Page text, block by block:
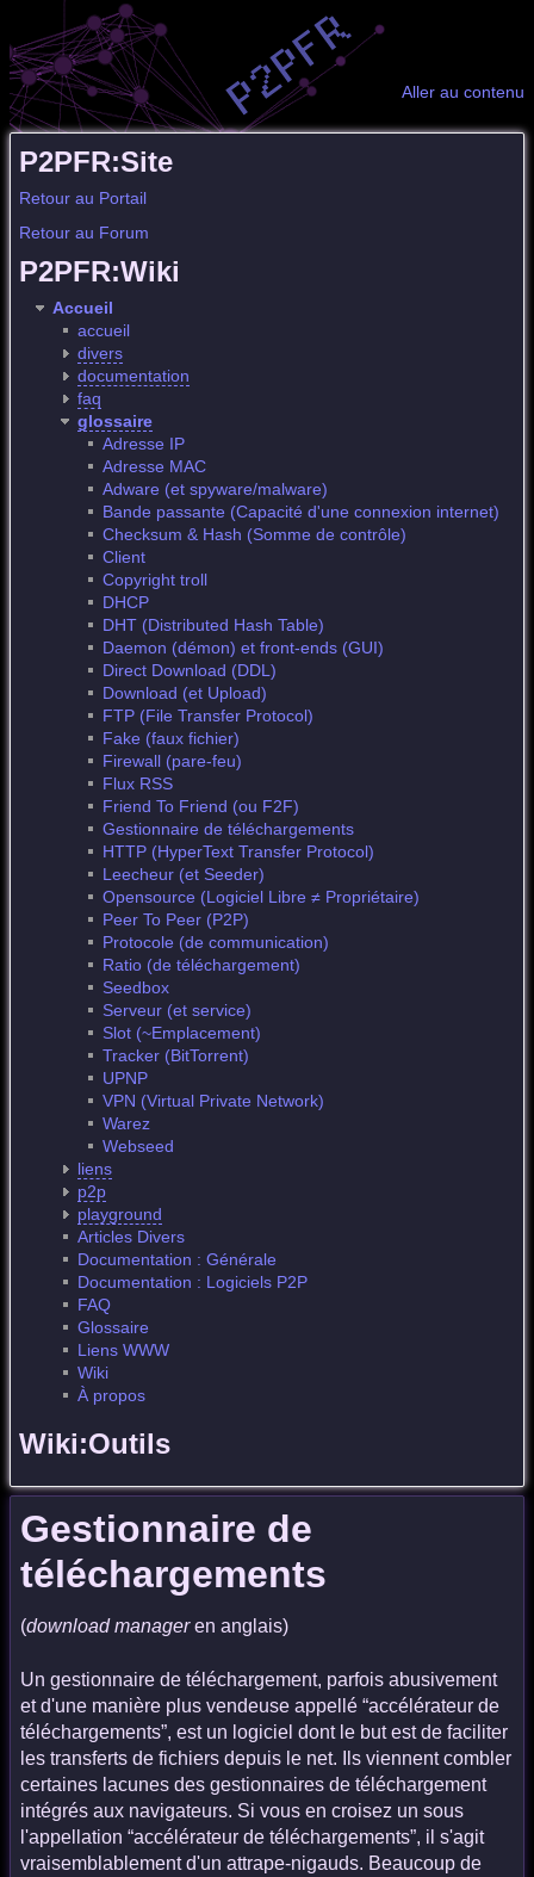
Aller au contenu
P2PFR:Site
Retour au Portail
Retour au Forum
P2PFR:Wiki
Accueil
accueil
divers
documentation
faq
glossaire
Adresse IP
Adresse MAC
Adware (et spyware/malware)
Bande passante (Capacité d'une connexion internet)
Checksum & Hash (Somme de contrôle)
Client
Copyright troll
DHCP
DHT (Distributed Hash Table)
Daemon (démon) et front-ends (GUI)
Direct Download (DDL)
Download (et Upload)
FTP (File Transfer Protocol)
Fake (faux fichier)
Firewall (pare-feu)
Flux RSS
Friend To Friend (ou F2F)
Gestionnaire de téléchargements
HTTP (HyperText Transfer Protocol)
Leecheur (et Seeder)
Opensource (Logiciel Libre ≠ Propriétaire)
Peer To Peer (P2P)
Protocole (de communication)
Ratio (de téléchargement)
Seedbox
Serveur (et service)
Slot (~Emplacement)
Tracker (BitTorrent)
UPNP
VPN (Virtual Private Network)
Warez
Webseed
liens
p2p
playground
Articles Divers
Documentation : Générale
Documentation : Logiciels P2P
FAQ
Glossaire
Liens WWW
Wiki
À propos
Wiki:Outils
Gestionnaire de
téléchargements
(download manageren anglais)
Un gestionnaire de téléchargement, parfois abusivement
et d'une manière plus vendeuse appellé “accélérateur de
téléchargements”, est un logiciel dont le but est de faciliter
les transferts de fichiers depuis le net. Ils viennent combler
certaines lacunes des gestionnaires de téléchargement
intégrés aux navigateurs. Si vous en croisez un sous
l'appellation “accélérateur de téléchargements”, il s'agit
vraisemblablement d'un attrape-nigauds. Beaucoup de